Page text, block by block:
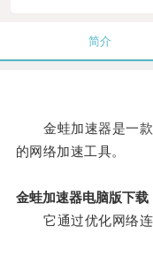
简介
金蛙加速器是一款
的网络加速工具。
金蛙加速器电脑版下载
它通过优化网络连